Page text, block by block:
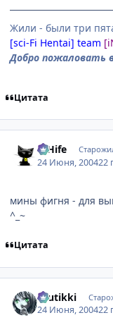
Жили - были три
[sci-Fi Hentai] team
Добро пожаловать
Цитата
D'Hife
24 Июня, 200422
мины фигня - для
^_~
Цитата
tuutikki
24 Июня, 200422